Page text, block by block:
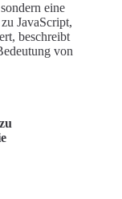
eine
JavaScript,
beschreibt
von